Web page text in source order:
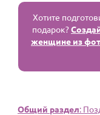
Хотите
подарок?
женщине из
Общий раздел: